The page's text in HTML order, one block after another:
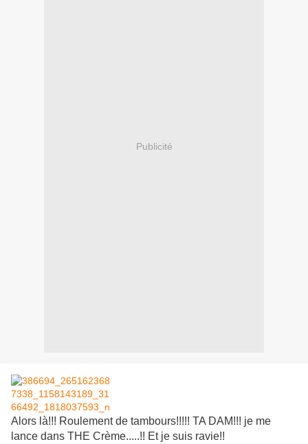
Publicité
Alors là!!! Roulement de tambours!!!!! TA DAM!!! je me
lance dans THE Crème.....!! Et je suis ravie!!